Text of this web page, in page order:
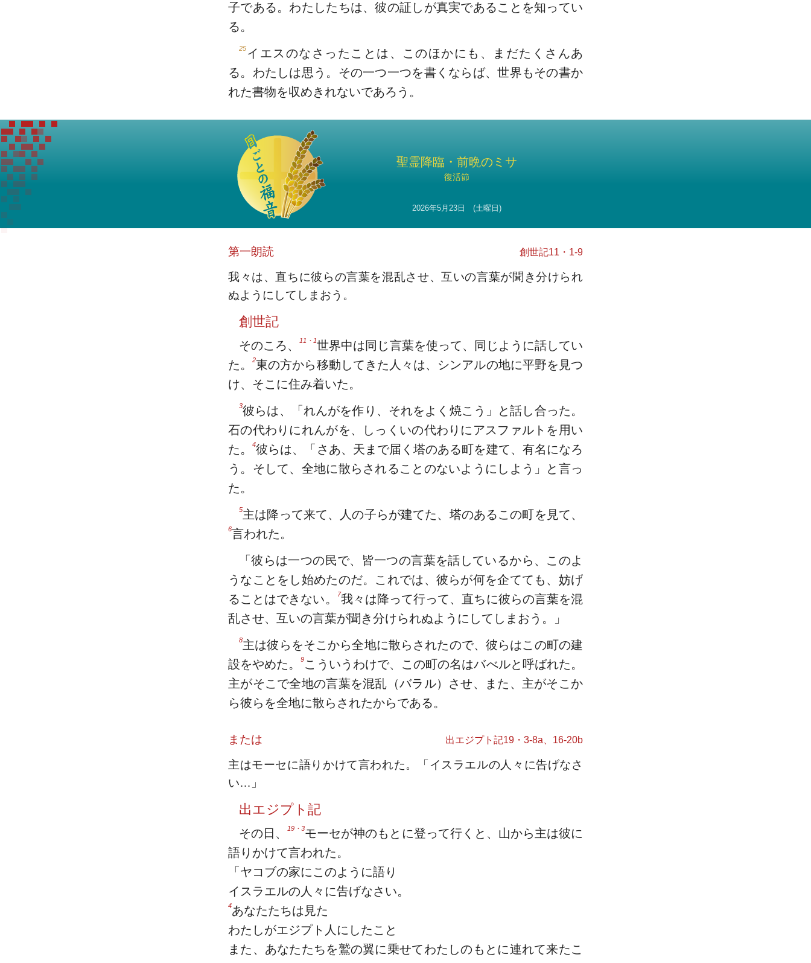
子である。わたしたちは、彼の証しが真実であることを知ってい
る。
25 イエスのなさったことは、このほかにも、まだたくさんあ
る。わたしは思う。その一つ一つを書くならば、世界もその書か
れた書物を収めきれないであろう。
復活節
聖霊降臨・前晩のミサ
2026年5月23日 (土曜日)
第一朗読 創世記11・1-9
我々は、直ちに彼らの言葉を混乱させ、互いの言葉が聞き分けられ
ぬようにしてしまおう。
創世記
そのころ、11・1世界中は同じ言葉を使って、同じように話してい
た。2東の方から移動してきた人々は、シンアルの地に平野を見つ
け、そこに住み着いた。
3彼らは、「れんがを作り、それをよく焼こう」と話し合った。
石の代わりにれんがを、しっくいの代わりにアスファルトを用い
た。4彼らは、「さあ、天まで届く塔のある町を建て、有名になろ
う。そして、全地に散らされることのないようにしよう」と言っ
た。
5主は降って来て、人の子らが建てた、塔のあるこの町を見て、
6言われた。
「彼らは一つの民で、皆一つの言葉を話しているから、このよ
うなことをし始めたのだ。これでは、彼らが何を企てても、妨げ
ることはできない。
7我々は降って行って、直ちに彼らの言葉を混
乱させ、互いの言葉が聞き分けられぬようにしてしまおう。」
8主は彼らをそこから全地に散らされたので、彼らはこの町の建
設をやめた。9こういうわけで、この町の名はバべルと呼ばれた。
主がそこで全地の言葉を混乱（バラル）させ、また、主がそこか
ら彼らを全地に散らされたからである。
または 出エジプト記19・3-8a、16-20b
主はモーセに語りかけて言われた。「イスラエルの人々に告げなさ
い…」
出エジプト記
その日、19・3モーセが神のもとに登って行くと、山から主は彼に
語りかけて言われた。
「ヤコブの家にこのように語り
イスラエルの人々に告げなさい。
4あなたたちは見た
わたしがエジプト人にしたこと
また、あなたたちを鷲の翼に乗せてわたしのもとに連れて来たこ